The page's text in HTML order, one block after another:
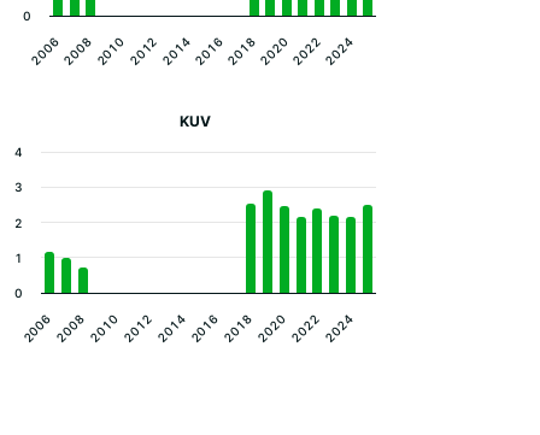
200620082010 2012201420162018202020222024
0
KUV
200620082010 20122014201620182020 20222024
0
1
2
3
4